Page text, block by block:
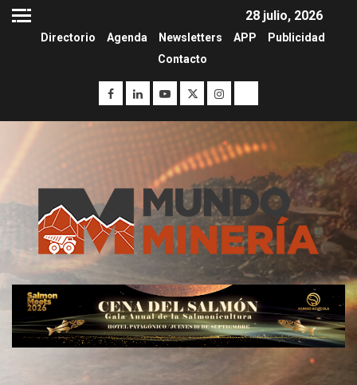
28 julio, 2026
Directorio Agenda Newsletters APP
Publicidad
Contacto